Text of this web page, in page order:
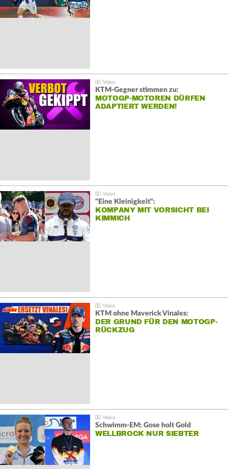
KTM-Gegner stimmen zu:
MOTOGP-MOTOREN DÜRFEN
ADAPTIERT WERDEN!
"Eine Kleinigkeit":
KOMPANY MIT VORSICHT BEI
KIMMICH
KTM ohne Maverick Vinales:
DER GRUND FÜR DEN MOTOGP-
RÜCKZUG
Schwimm-EM: Gose holt Gold
WELLBROCK NUR SIEBTER